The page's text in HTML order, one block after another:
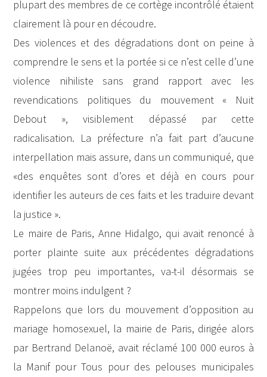
plupart des membres de ce cortège incontrôlé étaient
clairement là pour en découdre.
Des violences et des dégradations dont on peine à
comprendre le sens et la portée si ce n’est celle d’une
violence nihiliste sans grand rapport avec les
revendications politiques du mouvement « Nuit
Debout », visiblement dépassé par cette
radicalisation. La préfecture n’a fait part d’aucune
interpellation mais assure, dans un communiqué, que
«des enquêtes sont d’ores et déjà en cours pour
identifier les auteurs de ces faits et les traduire devant
la justice ».
Le maire de Paris, Anne Hidalgo, qui avait renoncé à
porter plainte suite aux précédentes dégradations
jugées trop peu importantes, va-t-il désormais se
montrer moins indulgent ?
Rappelons que lors du mouvement d’opposition au
mariage homosexuel, la mairie de Paris, dirigée alors
par Bertrand Delanoë, avait réclamé 100 000 euros à
la Manif pour Tous pour des pelouses municipales